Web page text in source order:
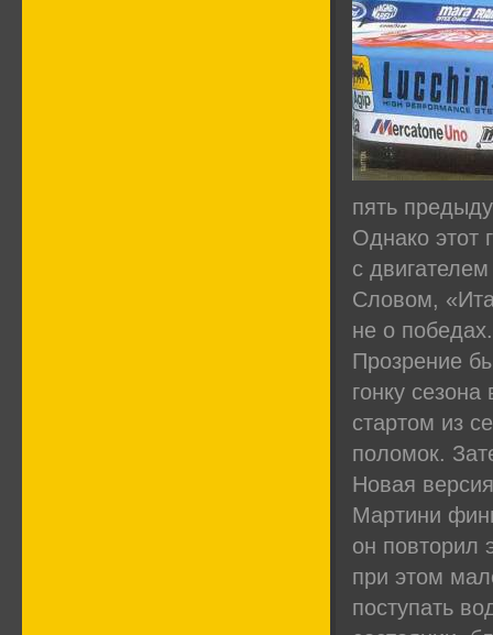
пять
Однако этот
с
Словом,
не о победах.
Прозрение
гонку
стартом из
поломок.
Новая
Мартини
он повторил
при этом
поступать